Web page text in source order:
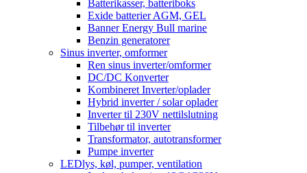
Batterikasser, batteriboks
Exide batterier AGM, GEL
Banner Energy Bull marine
Benzin generatorer
Sinus inverter, omformer
Ren sinus inverter/omformer
DC/DC Konverter
Kombineret Inverter/oplader
Hybrid inverter / solar oplader
Inverter til 230V nettilslutning
Tilbehør til inverter
Transformator, autotransformer
Pumpe inverter
LEDlys, køl, pumper, ventilation